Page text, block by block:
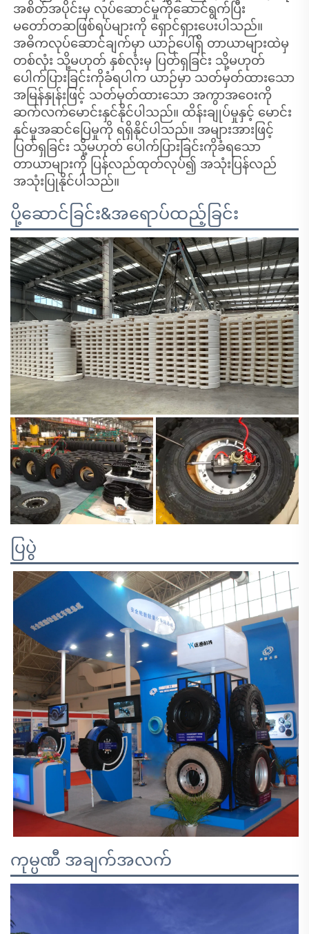
အစိတ်အပိုင်းမှ လုပ်ဆောင်မှုကိုဆောင်ရွက်ပြီး
မတော်တဆဖြစ်ရပ်များကို ရှောင်ရှားပေးပါသည်။
အဓိကလုပ်ဆောင်ချက်မှာ ယာဉ်ပေါ်ရှိ တာယာများထဲမှ
တစ်လုံး သို့မဟုတ် နှစ်လုံးမှ ပြတ်ရှခြင်း သို့မဟုတ်
ပေါက်ပြားခြင်းကိုခံရပါက ယာဉ်မှာ သတ်မှတ်ထားသော
အမြန်နှုန်းဖြင့် သတ်မှတ်ထားသော အကွာအဝေးကို
ဆက်လက်မောင်းနှင်နိုင်ပါသည်။ ထိန်းချုပ်မှုနှင့် မောင်း
နှင်မှုအဆင်ပြေမှုကို ရရှိနိုင်ပါသည်။ အများအားဖြင့်
ပြတ်ရှခြင်း သို့မဟုတ် ပေါက်ပြားခြင်းကိုခံရသော
တာယာများကို ပြန်လည်ထုတ်လုပ်၍ အသုံးပြန်လည်
အသုံးပြုနိုင်ပါသည်။
ပို့ဆောင်ခြင်း&အရောပ်ထည့်ခြင်း
ပြပွဲ
ကုမ္ပဏီ အချက်အလက်